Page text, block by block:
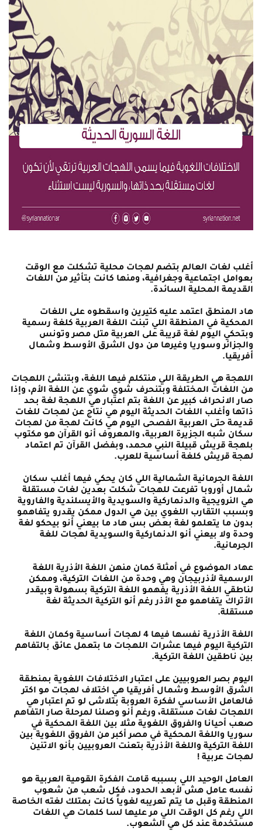
أغلب لغات العالم بتضم لهجات محلية تشكلت مع الوقت
بعوامل اجتماعية وجغرافية، ومنها كانت بتأثير من اللغات
القديمة المحلية السائدة.
هاد المنطق اعتمد عليه كتيرين واسقطوه على اللغات
المحكية في المنطقة اللي تبنت اللغة العربية كلغة رسمية
وبتحكي اليوم لغة قريبة على العربية متل مصر وتونس
والجزائر وسوريا وغيرها من دول الشرق الأوسط وشمال
أفريقيا.
اللهجة هي الطريقة اللي منتكلم فيها اللغة، وبتنشئ اللهجات
من اللغات المختلفة وبتنحرف شوي شوي عن اللغة الأم، وإذا
صار الانحراف كبير عن اللغة بتم اعتبار هي اللهجة لغة بحد
ذاتها وأغلب اللغات الحديثة اليوم هي نتاج عن لهجات للغات
قديمة حتى العربية الفصحى اليوم هي كانت لهجة من لهجات
سكان شبه الجزيرة العربية، والمعروف أنو القرآن هو مكتوب
بلهجة قريش قبيلة النبي محمد، وبفضل القرآن تم اعتماد
لهجة قريش كلغة أساسية للعرب.
اللغة الجرمانية الشمالية اللي كان يحكي فيها أغلب سكان
شمال أوروبا تفرعت للهجات شكلت بعدين لغات مستقلة
هي النرويجية والدنماركية والسويدية والأيسلندية والفاروية
وبسبب التقارب اللغوي بين هي الدول ممكن يقدرو يتفاهمو
بدون ما يتعلمو لغة بعض بس هاد ما بيعني أنو بيحكو لغة
وحدة ولا بيعني أنو الدنماركية والسويدية لهجات للغة
الجرمانية.
عهاد الموضوع في أمثلة كمان منهن اللغة الأذرية اللغة
الرسمية لأذربيجان وهي وحدة من اللغات التركية، وممكن
لناطقي اللغة الأذرية يفهمو اللغة التركية بسهولة وبيقدر
الأتراك يتفاهمو مع الأذر رغم أنو التركية الحديثة لغة
مستقلة.
اللغة الأذرية نفسها فيها 4 لهجات أساسية وكمان اللغة
التركية اليوم فيها عشرات اللهجات ما بتعمل عائق بالتفاهم
بين ناطقين اللغة التركية.
اليوم بصر العروبيين على اعتبار الاختلافات اللغوية بمنطقة
الشرق الأوسط وشمال أفريقيا هي اختلاف لهجات مو اكتر
فالعامل الأساسي لفكرة العروبة بتلاشى لو تم اعتبار هي
اللهجات لغات مستقلة، ورغم أنو وصلنا لمرحلة صار التفاهم
صعب أحيانا والفروق اللغوية مثلا بين اللغة المحكية في
سوريا واللغة المحكية في مصر أكبر من الفروق اللغوية بين
اللغة التركية واللغة الأذرية بتعنت العروبيين بأنو الاتنين
لهجات عربية !
العامل الوحيد اللي بسببه قامت الفكرة القومية العربية هو
نفسه عامل هش لأبعد الحدود، فكل شعب من شعوب
المنطقة وقبل ما يتم تعريبه لغوياً كانت بمتلك لغته الخاصة
اللي رغم كل الوقت اللي مر عليها لسا كلمات هي اللغات
مستخدمة عند كل هي الشعوب.